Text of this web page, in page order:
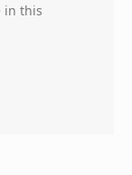
in this